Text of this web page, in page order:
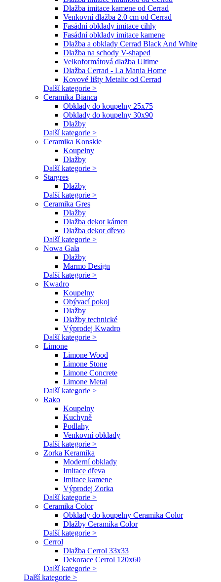
Dlažba imitace kamene od Cerrad
Venkovní dlažba 2.0 cm od Cerrad
Fasádní obklady imitace cihly
Fasádní obklady imitace kamene
Dlažba a obklady Cerrad Black And White
Dlažba na schody V-shaped
Velkoformátová dlažba Ultime
Dlažba Cerrad - La Mania Home
Kovové lišty Metalic od Cerrad
Další kategorie >
Ceramika Bianca
Obklady do koupelny 25x75
Obklady do koupelny 30x90
Dlažby
Další kategorie >
Ceramika Konskie
Koupelny
Dlažby
Další kategorie >
Stargres
Dlažby
Další kategorie >
Ceramika Gres
Dlažby
Dlažba dekor kámen
Dlažba dekor dřevo
Další kategorie >
Nowa Gala
Dlažby
Marmo Design
Další kategorie >
Kwadro
Koupelny
Obývací pokoj
Dlažby
Dlažby technické
Výprodej Kwadro
Další kategorie >
Limone
Limone Wood
Limone Stone
Limone Concrete
Limone Metal
Další kategorie >
Rako
Koupelny
Kuchyně
Podlahy
Venkovní obklady
Další kategorie >
Zorka Keramika
Moderní obklady
Imitace dřeva
Imitace kamene
Výprodej Zorka
Další kategorie >
Ceramika Color
Obklady do koupelny Ceramika Color
Dlažby Ceramika Color
Další kategorie >
Cerrol
Dlažba Cerrol 33x33
Dekorace Cerrol 120x60
Další kategorie >
Další kategorie >